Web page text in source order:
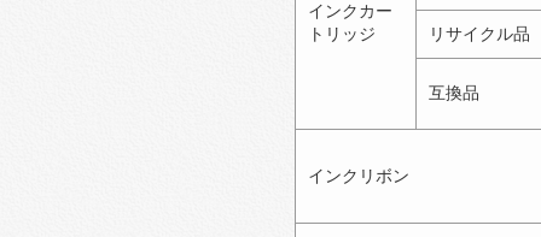
インクカー
トリッジ
リサイクル品
互換品
インクリボン